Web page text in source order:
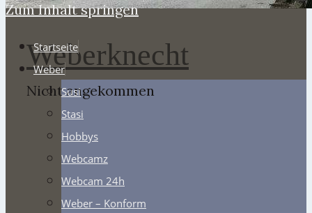
Weberknecht
Nicht angekommen
Zum Inhalt springen
Startseite
Weber
Susi
Stasi
Hobbys
Webcamz
Webcam 24h
Weber – Konform